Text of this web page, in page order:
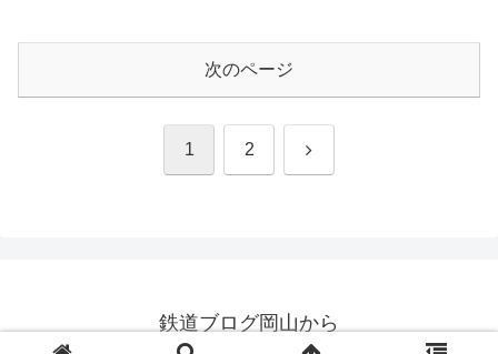
次のページ
1 2 次
鉄道ブログ岡山から